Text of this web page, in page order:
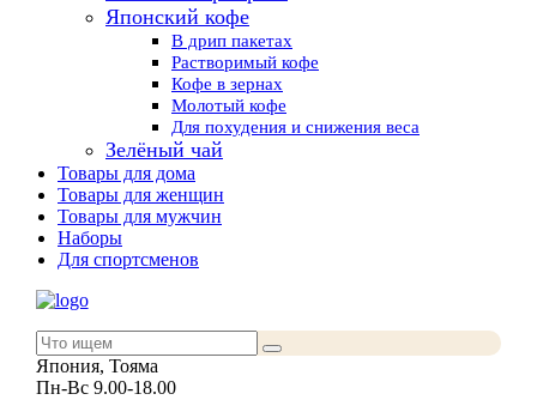
Японский кофе
В дрип пакетах
Растворимый кофе
Кофе в зернах
Молотый кофе
Для похудения и снижения веса
Зелёный чай
Товары для дома
Товары для женщин
Товары для мужчин
Наборы
Для спортсменов
Япония, Тояма
Пн-Вс 9.00-18.00